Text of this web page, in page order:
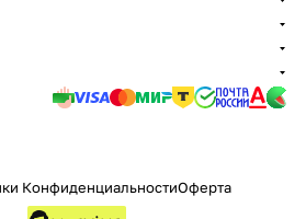
КонфиденциальностиОферта